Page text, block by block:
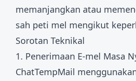
memanjangkan atau
sah peti mel mengikut
Sorotan Teknikal
1. Penerimaan E-mel Masa
ChatTempMail